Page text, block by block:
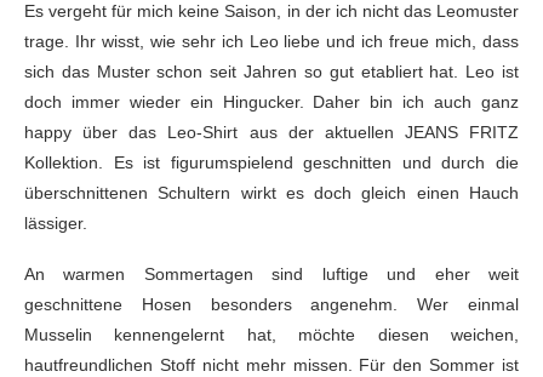
Es vergeht für mich keine Saison, in der ich nicht das Leomuster
trage. Ihr wisst, wie sehr ich Leo liebe und ich freue mich, dass
sich das Muster schon seit Jahren so gut etabliert hat. Leo ist
doch immer wieder ein Hingucker. Daher bin ich auch ganz
happy über das Leo-Shirt aus der aktuellen JEANS FRITZ
Kollektion. Es ist figurumspielend geschnitten und durch die
überschnittenen Schultern wirkt es doch gleich einen Hauch
lässiger.
An warmen Sommertagen sind luftige und eher weit
geschnittene Hosen besonders angenehm. Wer einmal
Musselin kennengelernt hat, möchte diesen weichen,
hautfreundlichen Stoff nicht mehr missen. Für den Sommer ist